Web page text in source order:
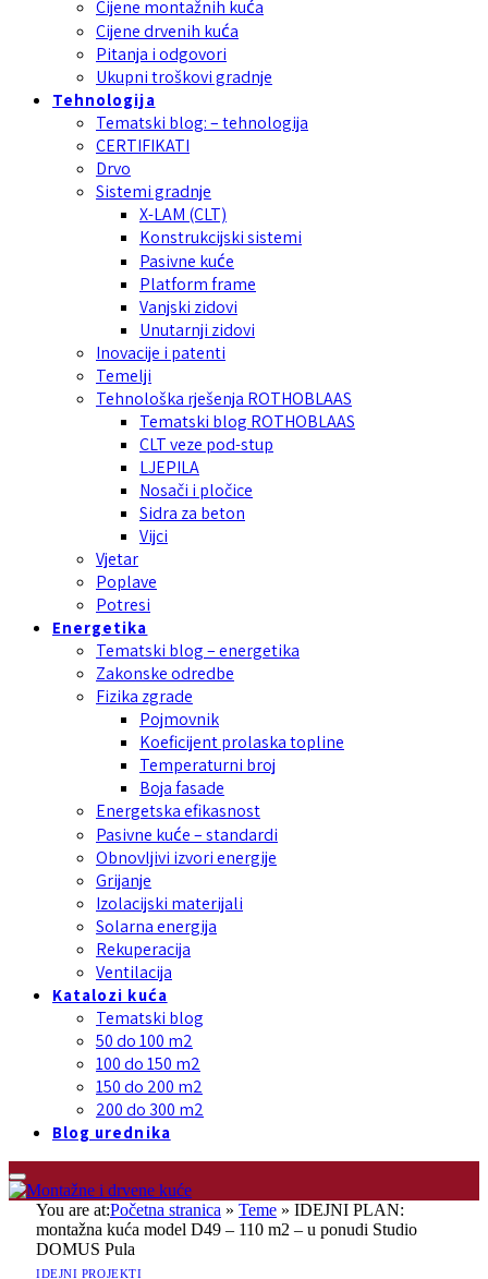
Cijene montažnih kuća
Cijene drvenih kuća
Pitanja i odgovori
Ukupni troškovi gradnje
Tehnologija
Tematski blog: – tehnologija
CERTIFIKATI
Drvo
Sistemi gradnje
X-LAM (CLT)
Konstrukcijski sistemi
Pasivne kuće
Platform frame
Vanjski zidovi
Unutarnji zidovi
Inovacije i patenti
Temelji
Tehnološka rješenja ROTHOBLAAS
Tematski blog ROTHOBLAAS
CLT veze pod-stup
LJEPILA
Nosači i pločice
Sidra za beton
Vijci
Vjetar
Poplave
Potresi
Energetika
Tematski blog – energetika
Zakonske odredbe
Fizika zgrade
Pojmovnik
Koeficijent prolaska topline
Temperaturni broj
Boja fasade
Energetska efikasnost
Pasivne kuće – standardi
Obnovljivi izvori energije
Grijanje
Izolacijski materijali
Solarna energija
Rekuperacija
Ventilacija
Katalozi kuća
Tematski blog
50 do 100 m2
100 do 150 m2
150 do 200 m2
200 do 300 m2
Blog urednika
You are at:Početna stranica » Teme » IDEJNI PLAN:
montažna kuća model D49 – 110 m2 – u ponudi Studio
DOMUS Pula
IDEJNI PROJEKTI